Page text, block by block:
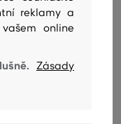
RIB HALF ZIP
reklamy a
online
Zásady